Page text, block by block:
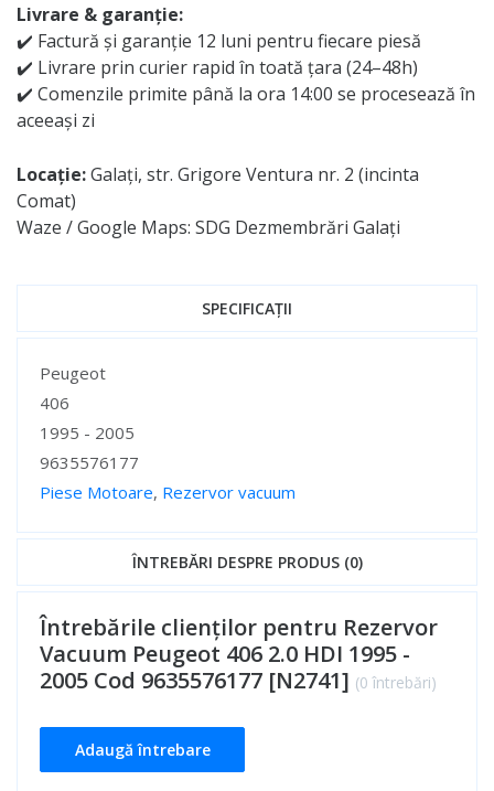
Livrare & garanție:
✔️ Factură și garanție 12 luni pentru fiecare piesă
✔️ Livrare prin curier rapid în toată țara (24–48h)
✔️ Comenzile primite până la ora 14:00 se procesează în
aceeași zi
Locație:Galați, str. Grigore Ventura nr. 2 (incinta
Comat)
Waze / Google Maps: SDG Dezmembrări Galați
SPECIFICAȚII
Specificații
Peugeot
406
1995 - 2005
9635576177
Piese Motoare, Rezervor vacuum
ÎNTREBĂRI DESPRE PRODUS (0)
Întrebările clienților pentru Rezervor
Vacuum Peugeot 406 2.0 HDI 1995 -
2005 Cod 9635576177 [N2741] (0 întrebări)
Adaugă întrebare